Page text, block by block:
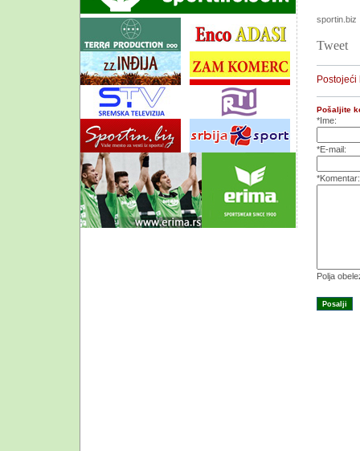
sportin.biz
Tweet
Postojeći
Pošaljite
*Ime:
*E-mail:
*Komentar:
Polja